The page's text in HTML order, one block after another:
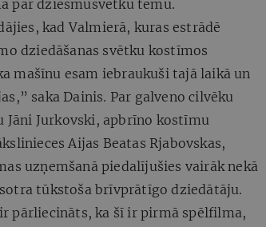
par dziesmusvētku tēmu.
kad Valmierā, kuras estrādē
dziedāšanas svētku kostīmos
mašīnu esam iebraukuši tajā laikā un
saka Dainis. Par galveno cilvēku
Jurkovski, apbrīno kostīmu
Aijas Beatas Rjabovskas,
uzņemšanā piedalījušies vairāk nekā
tūkstoša brīvprātīgo dziedātāju.
pārliecināts, ka šī ir pirmā spēlfilma,